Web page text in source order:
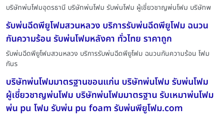
บริษัทพ่นโฟมอุดรธานี บริษัทพ่นโฟม รับพ่นโฟม ผู้เชี่ยวชาญพ่นโฟม บริษัทพ
รับพ่นฉีดพียูโฟมสวนหลวง บริการรับพ่นฉีดพียูโฟม ฉนวน
กันความร้อน รับพ่นโฟมหลังคา ทั่วไทย ราคาถูก
รับพ่นฉีดพียูโฟมสวนหลวง บริการรับพ่นฉีดพียูโฟม ฉนวนกันความร้อน โฟม
กันร
บริษัทพ่นโฟมมาตรฐานขอนแก่น บริษัทพ่นโฟม รับพ่นโฟม
ผู้เชี่ยวชาญพ่นโฟม บริษัทพ่นโฟมมาตรฐาน รับเหมาพ่นโฟม
พ่น pu โฟม รับพ่น pu foam รับพ่นพียูโฟม.com